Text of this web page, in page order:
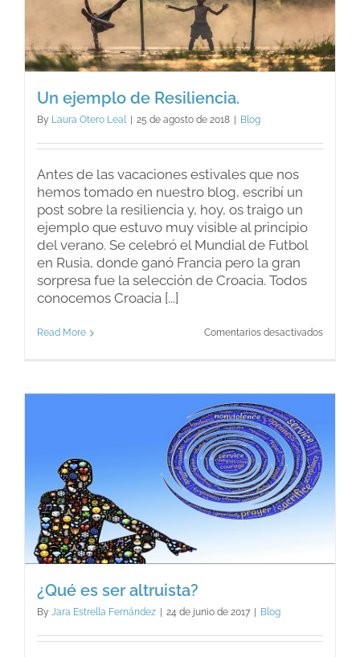
Un ejemplo de Resiliencia.
By Laura Otero Leal 25 de agosto de 2018 Blog
Antes de las vacaciones estivales que nos
hemos tomado en nuestro blog, escribí un
post sobre la resiliencia y, hoy, os traigo un
ejemplo que estuvo muy visible al principio
del verano. Se celebró el Mundial de Futbol
en Rusia, donde ganó Francia pero la gran
sorpresa fue la selección de Croacia. Todos
conocemos Croacia [...]
Read More Comentarios desactivadosen
¿Qué es ser altruista?
By Jara Estrella Fernández | 24 de junio de 2017 | Blog